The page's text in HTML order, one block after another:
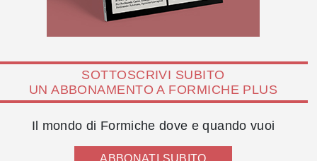
SOTTOSCRIVI SUBITO
UN ABBONAMENTO A FORMICHE PLUS
Il mondo di Formiche dove e quando vuoi